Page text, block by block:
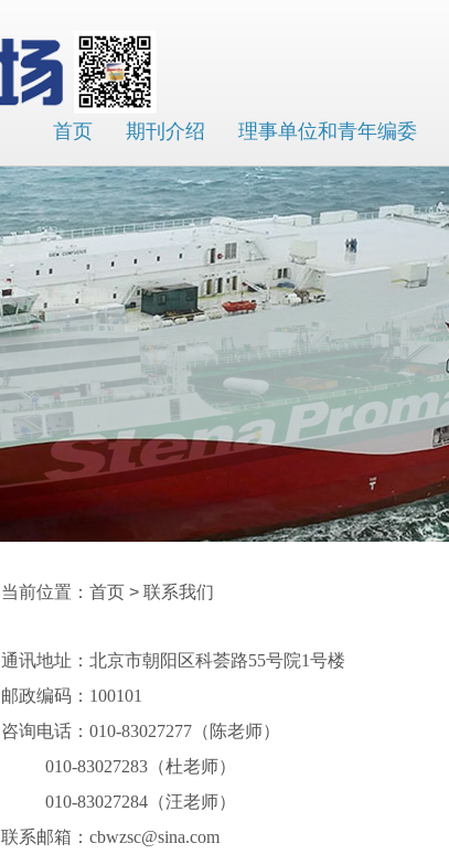
首页 期刊介绍 理事单位和青年编委
当前位置：首页 > 联系我们
通讯地址：北京市朝阳区科荟路55号院1号楼
邮政编码：100101
咨询电话：010-83027277（陈老师）
010-83027283（杜老师）
010-83027284（汪老师）
联系邮箱：cbwzsc@sina.com